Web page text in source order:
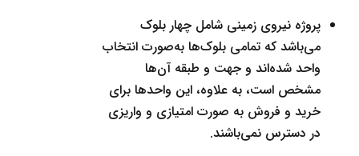
پروژه نیروی زمینی شامل چهار بلوک
می‌باشد که تمامی بلوک‌ها به‌صورت انتخاب
واحد شده‌اند و جهت و طبقه آن‌ها
مشخص است، به علاوه، این واحدها برای
خرید و فروش به صورت امتیازی و واریزی
در دسترس نمی‌باشند.